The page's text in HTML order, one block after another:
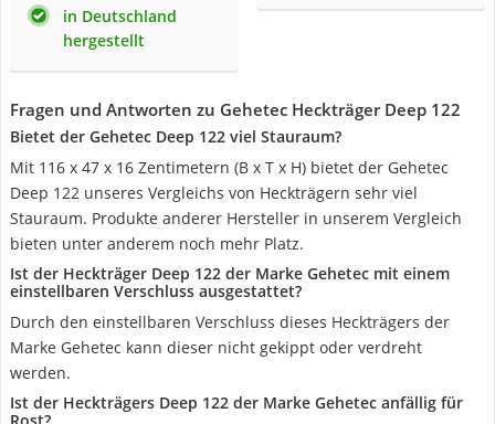
in Deutschland
hergestellt
Fragen und Antworten zu Gehetec Heckträger Deep 122
Bietet der Gehetec Deep 122 viel Stauraum?
Mit 116 x 47 x 16 Zentimetern (B x T x H) bietet der Gehetec
Deep 122 unseres Vergleichs von Heckträgern sehr viel
Stauraum. Produkte anderer Hersteller in unserem Vergleich
bieten unter anderem noch mehr Platz.
Ist der Heckträger Deep 122 der Marke Gehetec mit einem
einstellbaren Verschluss ausgestattet?
Durch den einstellbaren Verschluss dieses Heckträgers der
Marke Gehetec kann dieser nicht gekippt oder verdreht
werden.
Ist der Heckträgers Deep 122 der Marke Gehetec anfällig für